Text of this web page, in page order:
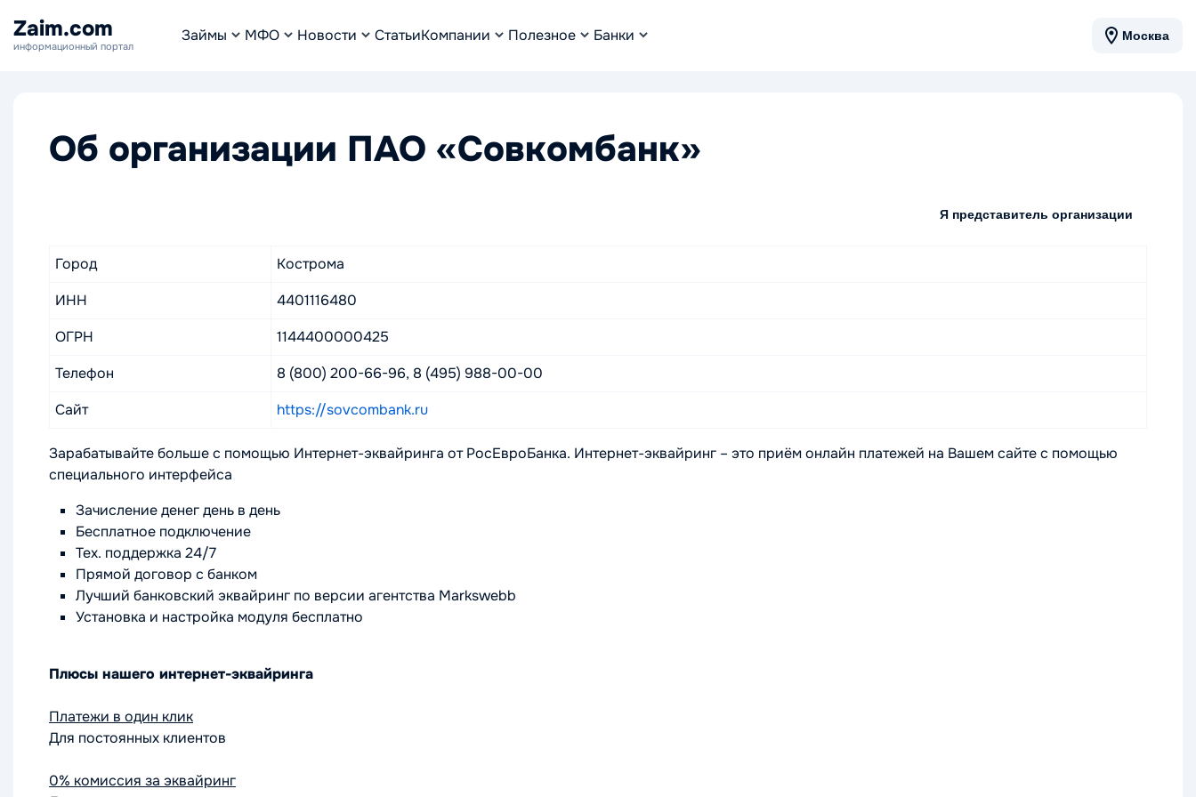
Zaim.com
информационный портал
Займы МФО Новости СтатьиКомпании Полезное Банки Москва
Об организации ПАО «Совкомбанк»
Я представитель организации
Город
Кострома
ИНН
4401116480
ОГРН
1144400000425
Телефон
8 (800) 200-66-96, 8 (495) 988-00-00
Сайт
https://sovcombank.ru
Зарабатывайте больше с помощью Интернет-эквайринга от РосЕвроБанка. Интернет-эквайринг – это приём онлайн платежей на Вашем сайте с помощью
специального интерфейса
Зачисление денег день в день
Бесплатное подключение
Тех. поддержка 24/7
Прямой договор с банком
Лучший банковский эквайринг по версии агентства Markswebb
Установка и настройка модуля бесплатно
Плюсы нашего интернет-эквайринга
Платежи в один клик
Для постоянных клиентов
0% комиссия за эквайринг